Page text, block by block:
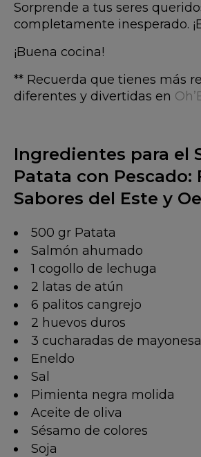
Sorprende a tus seres
completamente inesperado.
¡Buena cocina!
** Recuerda que tienes más
diferentes y divertidas en
Ingredientes para el
Patata con Pescado:
Sabores del Este y
500 gr Patata
Salmón ahumado
1 cogollo de lechuga
2 latas de atún
6 palitos cangrejo
2 huevos duros
3 cucharadas de mayonesa
Eneldo
Sal
Pimienta negra molida
Aceite de oliva
Sésamo de colores
Soja